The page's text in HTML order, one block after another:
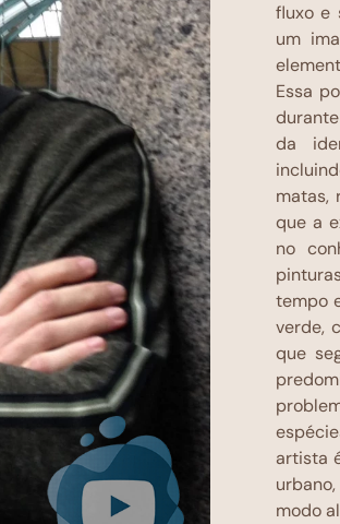
fluxo e
um
Essa
da
matas,
que a
no
tempo
verde,
que
artista
modo